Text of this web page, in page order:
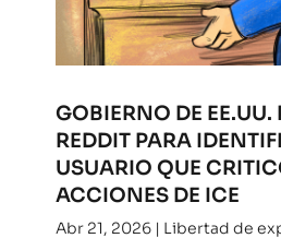
GOBIERNO DE
REDDIT PARA
USUARIO QUE
ACCIONES DE ICE
Abr 21, 2026| Libertad de